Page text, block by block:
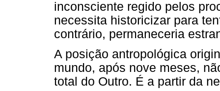
inconsciente regido pelos
necessita historicizar para
contrário, permaneceria
A posição antropológica
mundo, após nove meses,
total do Outro. É a partir da